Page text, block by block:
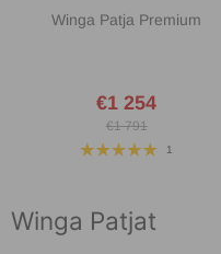
Winga Patja Premium
€1 254
€1 791
1
Winga Patjat